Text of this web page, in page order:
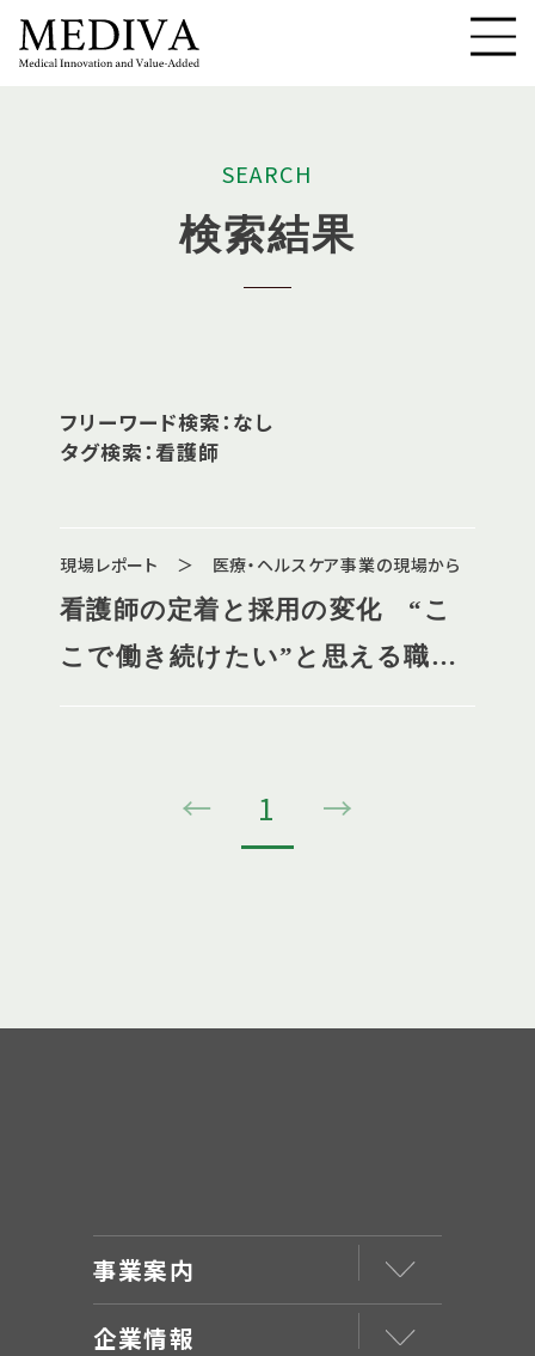
SEARCH
検索結果
フリーワード検索：なし
タグ検索：看護師
現場レポート ＞ 医療・ヘルスケア事業の現場から
看護師の定着と採用の変化 “こ
こで働き続けたい”と思える職場
← 1 →
事業案内
企業情報